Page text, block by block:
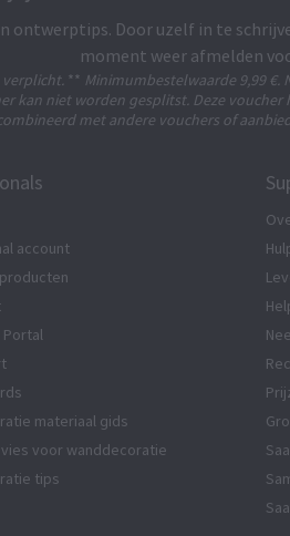
ontwerptips. Door uzelf in te
moment weer afmelden
** Minimumbestelwaarde 9,99 €.
kan niet worden gesplitst. Deze
met andere vouchers of
account
Portal
materiaal gids
voor wanddecoratie
tips